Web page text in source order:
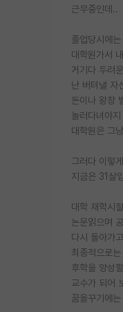
근무중인데..
졸업당시에
대학원가서
거기다 두려
난 버텨낼 자
돈이나 왕창
놀러다녀야
대학원은 그
그러다 이렇
지금은 31살
대학 재학시
논문읽으며
다시 돌아가
최종적으로
후학을 양성
교수가 되어
꿈을꾸기에